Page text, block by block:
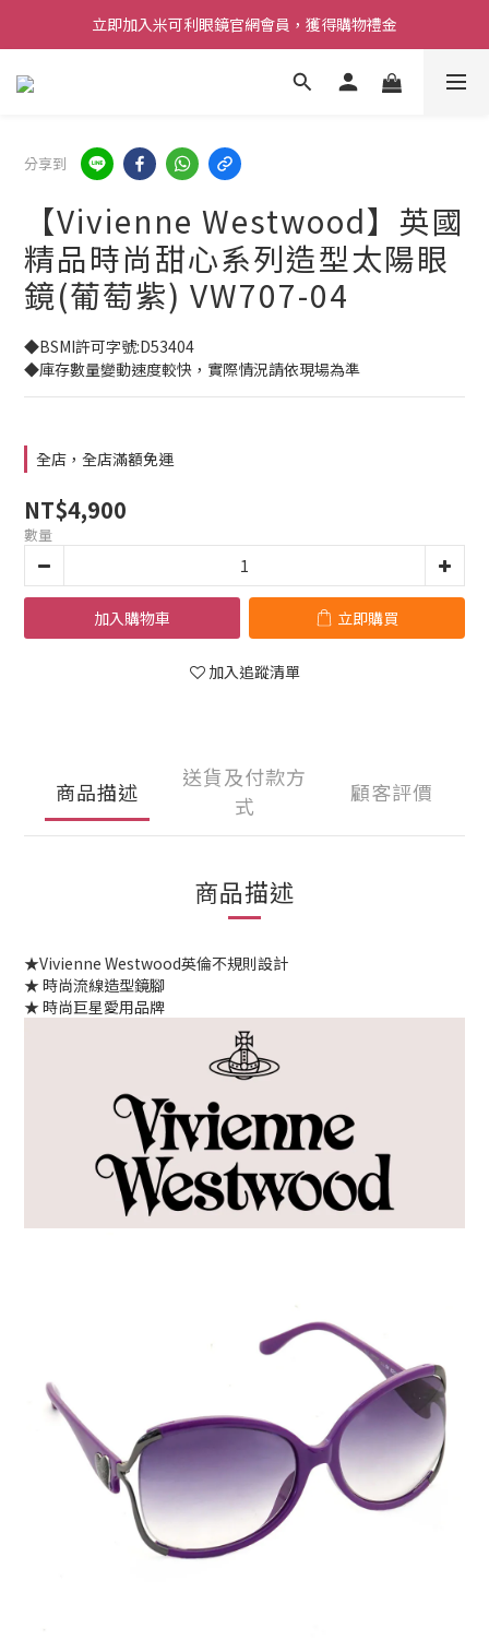
立即加入米可利眼鏡官網會員，獲得購物禮金
分享到
【Vivienne Westwood】英國
精品時尚甜心系列造型太陽眼
鏡(葡萄紫) VW707-04
◆BSMI許可字號:D53404
◆庫存數量變動速度較快，實際情況請依現場為準
全店，全店滿額免運
NT$4,900
數量
加入購物車 立即購買
加入追蹤清單
商品描述
送貨及付款方
式
顧客評價
商品描述
★Vivienne Westwood英倫不規則設計
★ 時尚流線造型鏡腳
★ 時尚巨星愛用品牌